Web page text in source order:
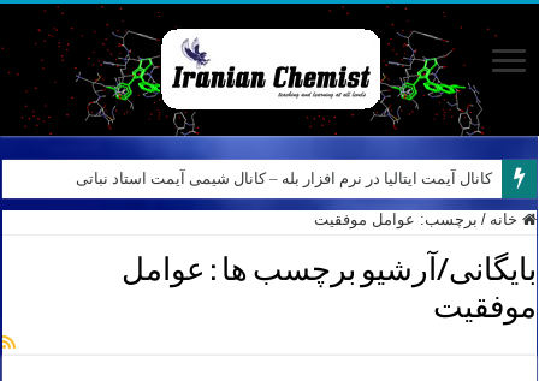
کانال آیمت ایتالیا در نرم افزار بله – کانال شیمی آیمت استاد نباتی
خانه / برچسب: عوامل موفقیت
بایگانی/آرشیو برچسب ها : عوامل
موفقیت